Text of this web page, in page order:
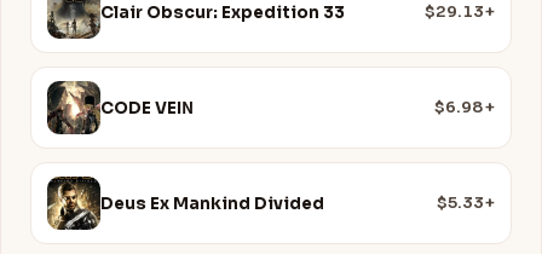
Clair Obscur: Expedition 33 $29.13+
CODE VEIN $6.98+
Deus Ex Mankind Divided $5.33+